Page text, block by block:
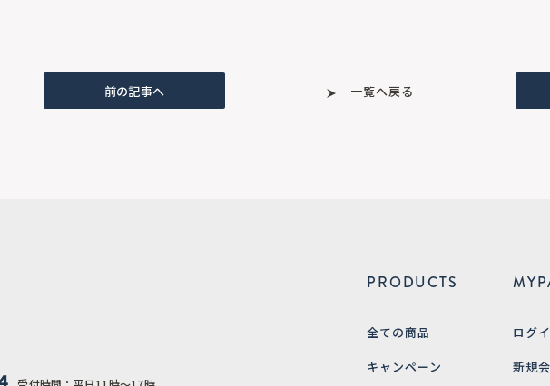
前の記事へ 一覧へ戻る
PRODUCTS
全ての商品
キャンペーン
ログ
新規